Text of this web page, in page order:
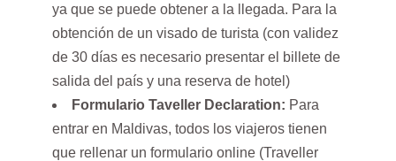
ya que se puede obtener a la llegada. Para la
obtención de un visado de turista (con validez
de 30 días es necesario presentar el billete de
salida del país y una reserva de hotel)
Formulario Taveller Declaration: Para
entrar en Maldivas, todos los viajeros tienen
que rellenar un formulario online (Traveller